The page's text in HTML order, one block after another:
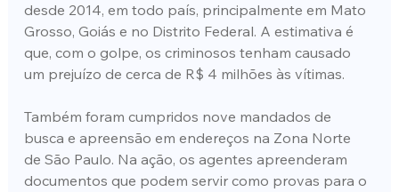
desde 2014, em todo país, principalmente em Mato
Grosso, Goiás e no Distrito Federal. A estimativa é
que, com o golpe, os criminosos tenham causado
um prejuízo de cerca de R$ 4 milhões às vítimas.
Também foram cumpridos nove mandados de
busca e apreensão em endereços na Zona Norte
de São Paulo. Na ação, os agentes apreenderam
documentos que podem servir como provas para o